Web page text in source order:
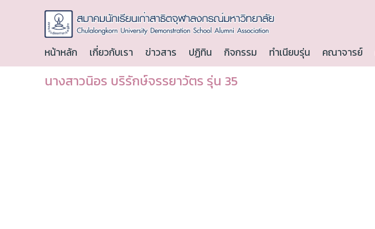
หน้าหลัก เกี่ยวกับเรา ข่าวสาร ปฏิทิน กิจกรรม ทำเนียบรุ่น คณาจารย์
นางสาวนิอร บริรักษ์จรรยาวัตร รุ่น 35